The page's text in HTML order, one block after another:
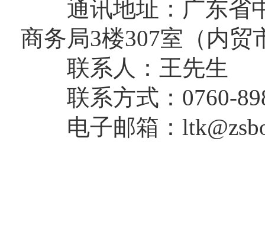
通讯地址：广东省中
商务局3楼307室（内贸
联系人：王先生
联系方式：0760-
电子邮箱：